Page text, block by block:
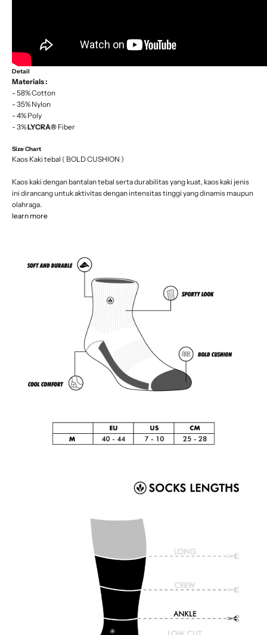
Detail
Materials :
- 58% Cotton
- 35% Nylon
- 4% Poly
- 3%LYCRA® Fiber
Size Chart
Kaos Kaki tebal ( BOLD CUSHION )
Kaos kaki dengan bantalan tebal serta durabilitas yang kuat, kaos kaki jenis
ini dirancang untuk aktivitas dengan intensitas tinggi yang dinamis maupun
olahraga.
learn more